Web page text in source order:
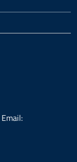
Email: